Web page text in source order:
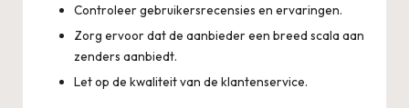
Controleer gebruikersrecensies en ervaringen.
Zorg ervoor dat de aanbieder een breed scala aan
zenders aanbiedt.
Let op de kwaliteit van de klantenservice.